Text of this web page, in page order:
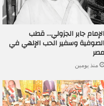
الإمام جابر الجزولي… قطب
الصوفية وسفير الحب الإلهي في
مصر
منذ يومين